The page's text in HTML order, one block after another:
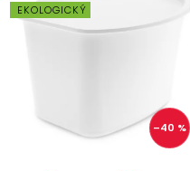
EKOLOGICKÝ
–40 %